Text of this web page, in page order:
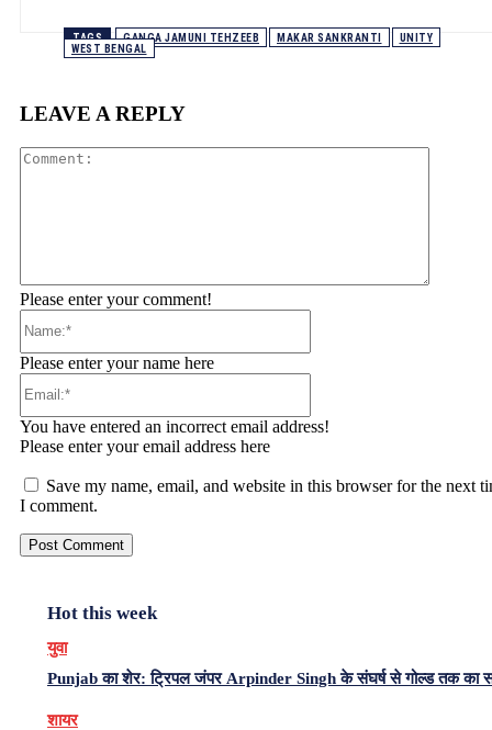
TAGS GANGA JAMUNI TEHZEEB MAKAR SANKRANTI
UNITY
WEST BENGAL
LEAVE A REPLY
Please enter your comment!
Please enter your name here
You have entered an incorrect email address!
Please enter your email address here
Save my name, email, and website in this browser for the next
I comment.
Hot this week
युवा
Punjab का शेर: ट्रिपल जंपर Arpinder Singh के संघर्ष से गोल्ड तक का
शायर